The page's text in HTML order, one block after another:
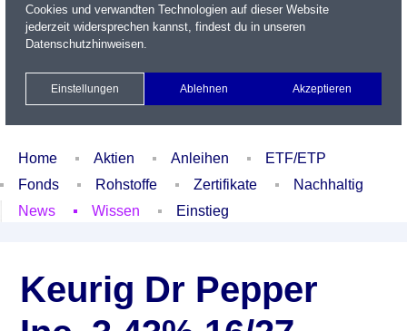
Name / WKN / ISIN / Kürzel
Xetra Realtime
Watchlist Portfolio Login
Home Aktien Anleihen
ETF/ETP
Fonds
Rohstoffe Zertifikate
Nachhaltig
News
Wissen Einstieg
Keurig Dr Pepper
Cookies und verwandten Technologien auf dieser Website
jederzeit widersprechen kannst, findest du in unseren
Datenschutzhinweisen.
Einstellungen Ablehnen Akzeptieren